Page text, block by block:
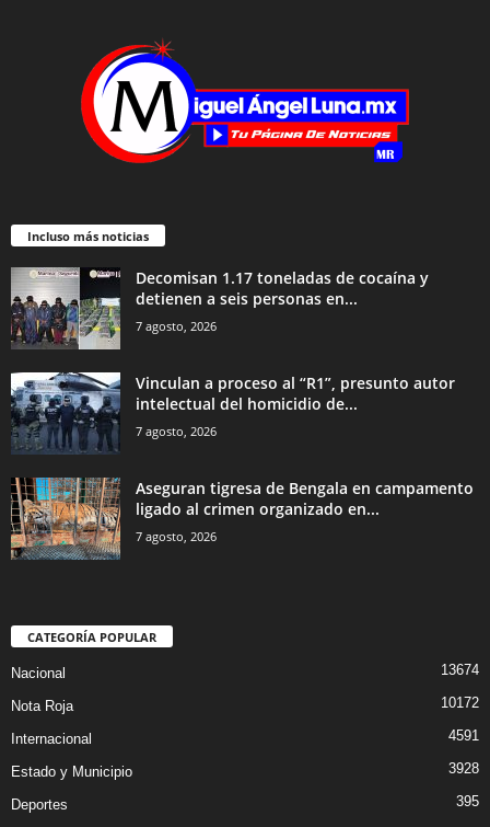
Incluso más noticias
Decomisan 1.17 toneladas de cocaína y
detienen a seis personas en...
7 agosto, 2026
Vinculan a proceso al “R1”, presunto autor
intelectual del homicidio de...
7 agosto, 2026
Aseguran tigresa de Bengala en campamento
ligado al crimen organizado en...
7 agosto, 2026
CATEGORÍA POPULAR
Nacional 13674
Nota Roja 10172
Internacional 4591
Estado y Municipio 3928
Deportes
395